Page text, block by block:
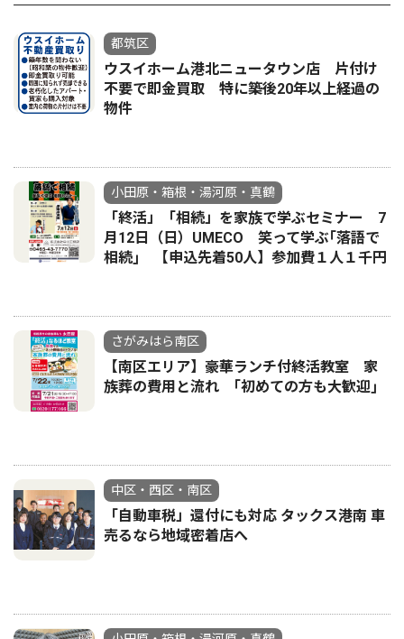
都筑区
ウスイホーム港北ニュータウン店 片付け
不要で即金買取 特に築後20年以上経過の
物件
小田原・箱根・湯河原・真鶴
「終活」「相続」を家族で学ぶセミナー 7
月12日（日）UMECO 笑って学ぶ｢落語で
相続｣ 【申込先着50人】参加費１人１千円
さがみはら南区
【南区エリア】豪華ランチ付終活教室 家
族葬の費用と流れ ｢初めての方も大歓迎｣
中区・西区・南区
「自動車税」還付にも対応 タックス港南 車
売るなら地域密着店へ